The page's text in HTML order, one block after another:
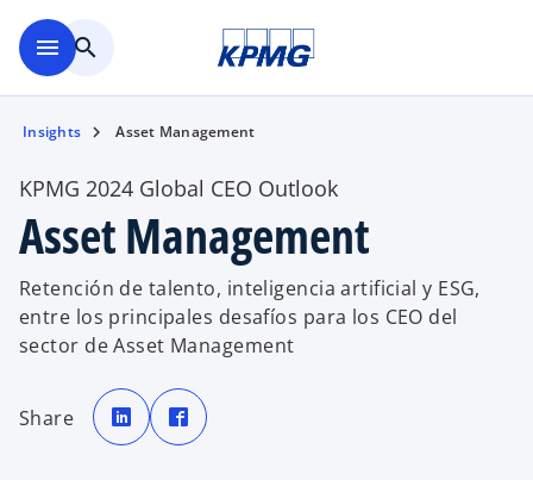
menu search
Insights Asset Management
KPMG 2024 Global CEO Outlook
Asset Management
Retención de talento, inteligencia artificial y ESG,
entre los principales desafíos para los CEO del
sector de Asset Management
Share e
a
b
e
a